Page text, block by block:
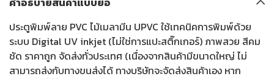
ประตูพิมพ์ลาย PVC ไม้เมลามีน UPVC ใช้เทคนิคการพิมพ์ด้วย
ระบบ Digital UV inkjet (ไม่ใช่การแปะสติ๊กเกอร์) ภาพสวย สีคม
ชัด ราคาถูก จัดส่งทั่วประเทศ (เนื่องจากสินค้ามีขนาดใหญ่ ไม่
สามารถส่งกับทางขนส่งได้ ทางบริษัทจะจัดส่งสินค้าเอง หาก